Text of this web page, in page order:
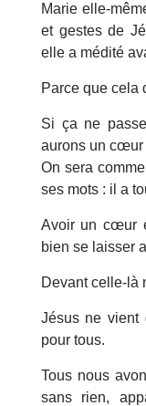
Marie elle-
et gestes de
elle a médité
Parce que cela
Si ça ne
aurons un cœur
On sera
ses mots : il a
Avoir un cœur
bien se laisser
Devant celle-là
Jésus ne vient
pour tous.
Tous nous
sans rien,